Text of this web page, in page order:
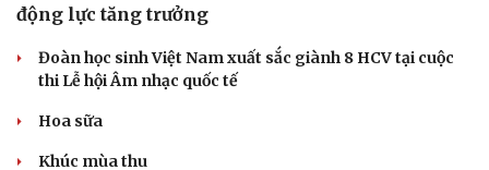
động lực tăng trưởng
Đoàn học sinh Việt Nam xuất sắc giành 8 HCV tại cuộc
thi Lễ hội Âm nhạc quốc tế
Hoa sữa
Khúc mùa thu